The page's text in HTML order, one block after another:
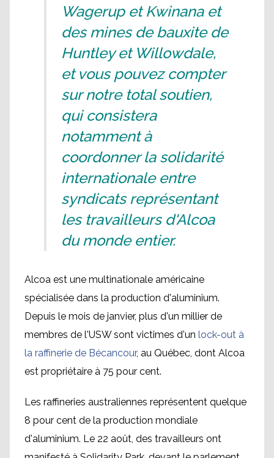
Wagerup et Kwinana et
des mines de bauxite de
Huntley et Willowdale,
et vous pouvez compter
sur notre total soutien,
qui consistera
notamment à
coordonner la solidarité
internationale entre
syndicats représentant
les travailleurs d'Alcoa
du monde entier.
Alcoa est une multinationale américaine
spécialisée dans la production d'aluminium.
Depuis le mois de janvier, plus d'un millier de
membres de l'USW sont victimes d'un lock-out à
la raffinerie de Bécancour, au Québec, dont Alcoa
est propriétaire à 75 pour cent.
Les raffineries australiennes représentent quelque
8 pour cent de la production mondiale
d'aluminium. Le 22 août, des travailleurs ont